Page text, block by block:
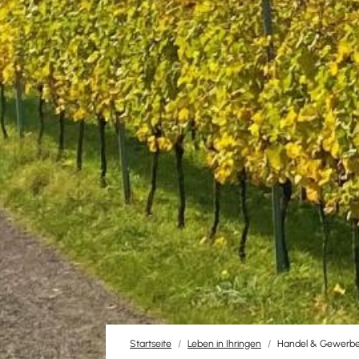
Startseite Leben in Ihringen Handel &